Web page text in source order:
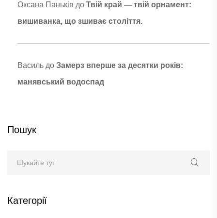
Оксана Паньків до Твій край — твій орнамент:
вишиванка, що зшиває століття.
Васильдо Замерз вперше за десятки років:
манявський водоспад
Пошук
Категорії